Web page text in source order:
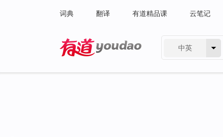
词典 翻译 有道精品课 云笔记
中英